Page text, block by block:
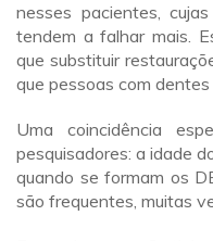
nesses pacientes,
tendem a falhar mais.
que substituir
que pessoas com dentes
Uma coincidência
pesquisadores: a idade
quando se formam os
são frequentes, muitas